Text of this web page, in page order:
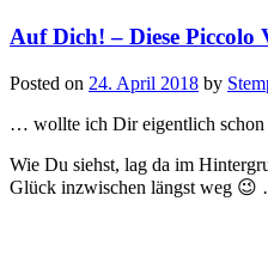
Auf Dich! – Diese
Posted on 24. April 2018 by
… wollte ich Dir eigentlich schon
Wie Du siehst, lag da im
Glück inzwischen längst weg